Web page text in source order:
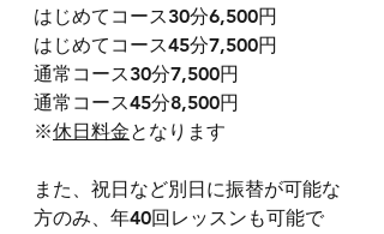
はじめてコース30分6,500円
はじめてコース45分7,500円
通常コース30分7,500円
通常コース45分8,500円
※休日料金となります
また、祝日など別日に振替が可能な
方のみ、年40回レッスンも可能で